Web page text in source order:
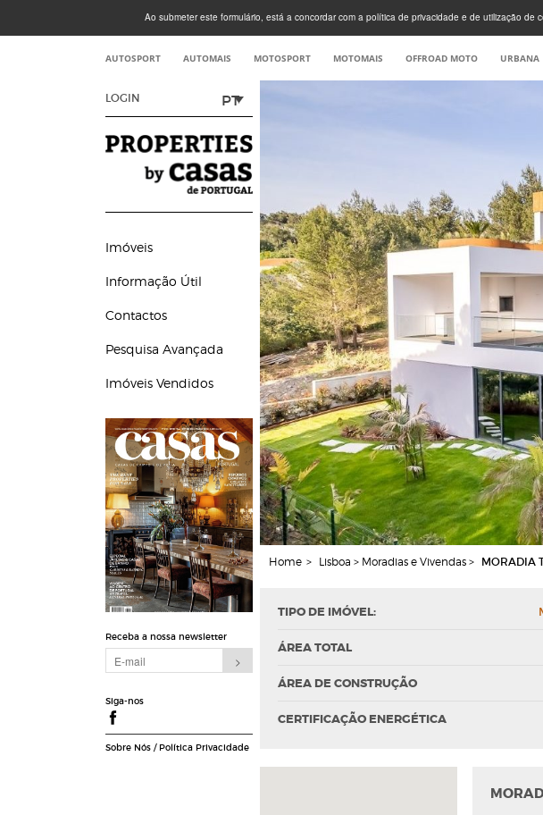
Ao submeter este formulário, está a concordar com a política de privacidade e de utilização
AUTOSPORT AUTOMAIS MOTOSPORT MOTOMAIS OFFROAD MOTO URBANA
LOGIN PT
Imóveis
Informação Útil
Contactos
Pesquisa Avançada
Imóveis Vendidos
Receba a nossa newsletter
Siga-nos
Sobre Nós/ Política Privacidade
Home > Lisboa > Moradias e Vivendas > MORADIA
TIPO DE IMÓVEL:
ÁREA TOTAL
ÁREA DE CONSTRUÇÃO
CERTIFICAÇÃO ENERGÉTICA